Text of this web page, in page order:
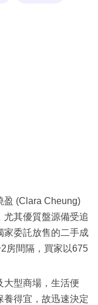
盈 (Clara Cheung)
其優質盤源備受追
家委託放售的二手成
房間隔，買家以675
大型商場，生活便
養得宜，故迅速決定